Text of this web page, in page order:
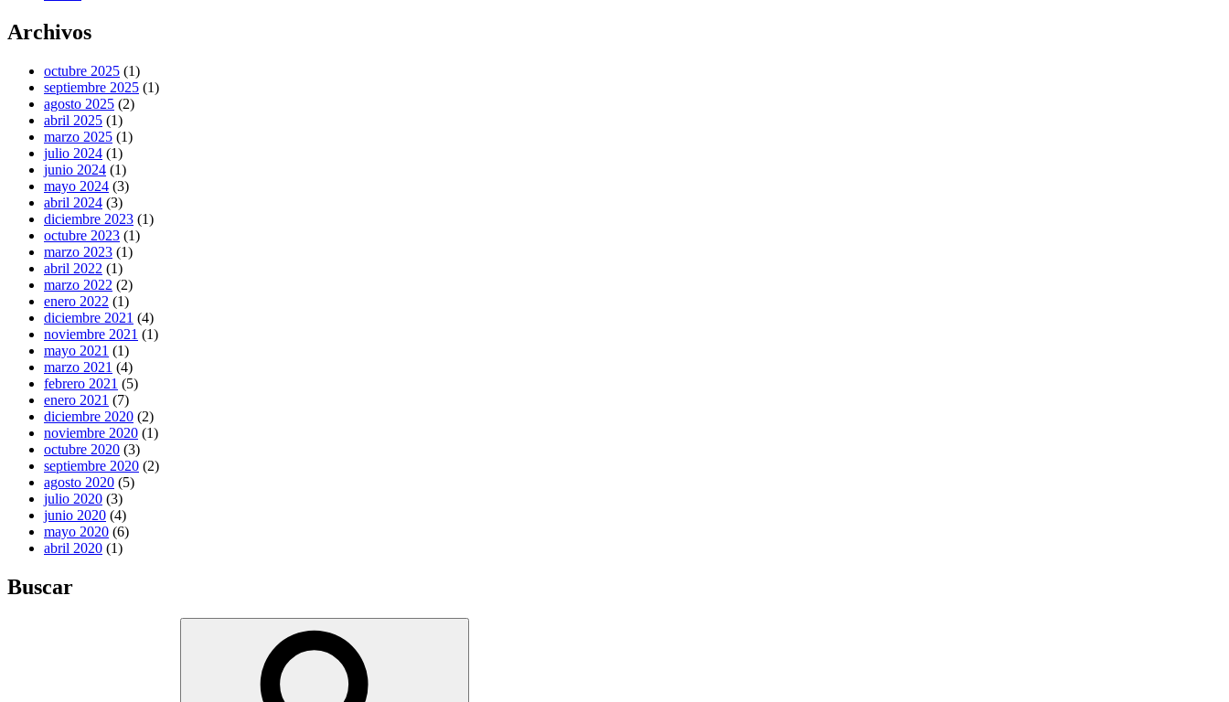
Archivos
octubre 2025 (1)
septiembre 2025 (1)
agosto 2025 (2)
abril 2025 (1)
marzo 2025 (1)
julio 2024 (1)
junio 2024 (1)
mayo 2024 (3)
abril 2024 (3)
diciembre 2023 (1)
octubre 2023 (1)
marzo 2023 (1)
abril 2022 (1)
marzo 2022 (2)
enero 2022 (1)
diciembre 2021 (4)
noviembre 2021 (1)
mayo 2021 (1)
marzo 2021 (4)
febrero 2021 (5)
enero 2021 (7)
diciembre 2020 (2)
noviembre 2020 (1)
octubre 2020 (3)
septiembre 2020 (2)
agosto 2020 (5)
julio 2020 (3)
junio 2020 (4)
mayo 2020 (6)
abril 2020 (1)
Buscar